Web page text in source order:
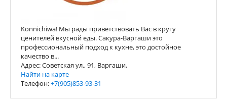
Konnichiwa! Мы рады приветствовать Вас в кругу
ценителей вкусной еды. Сакура-Варгаши это
профессиональный подход к кухне, это достойное
качество в...
Адрес: Советская ул., 91, Варгаши,
Найти на карте
Телефон:+7(905)853-93-31